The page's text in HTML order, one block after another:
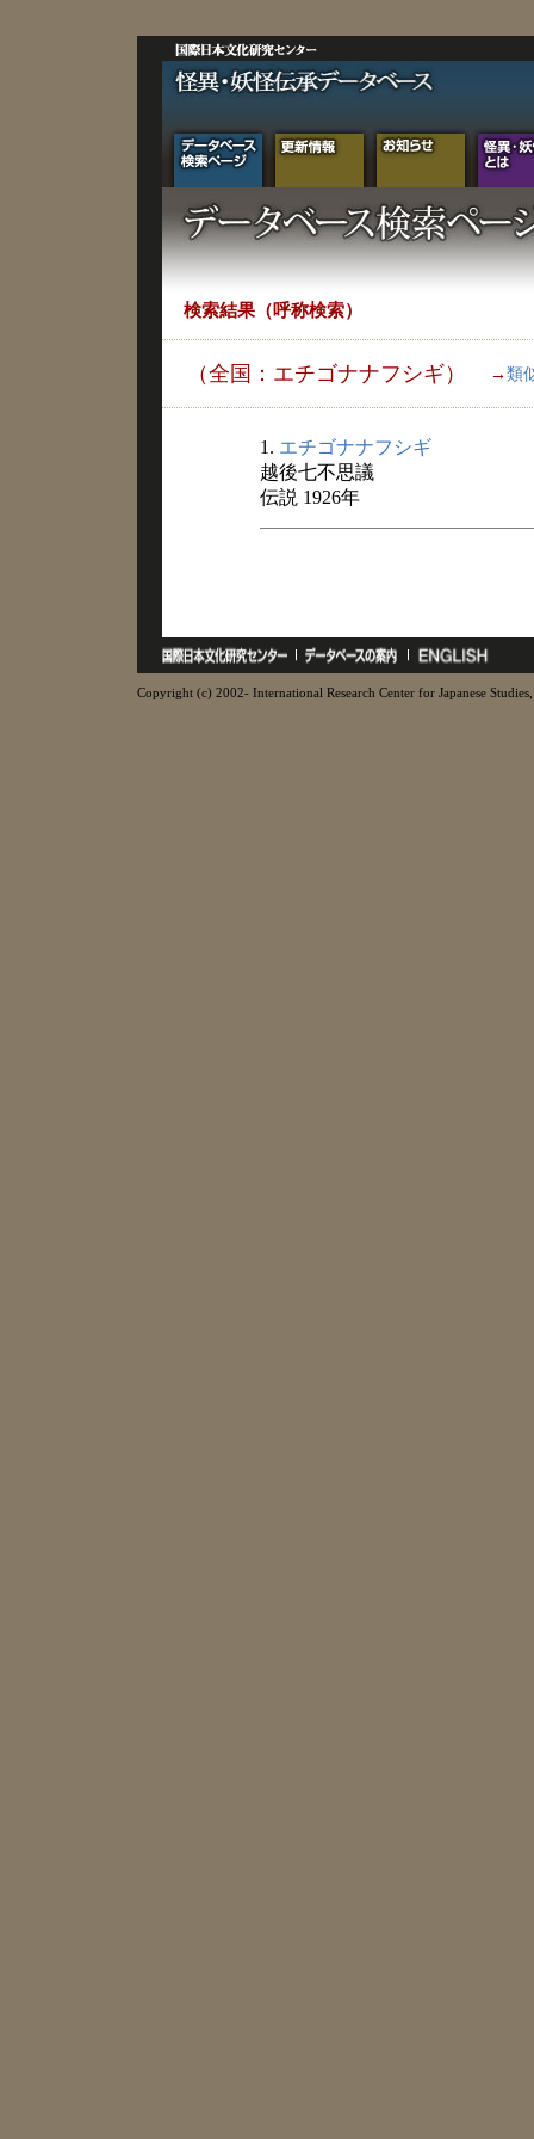
検索結果（呼称検索）
（全国：エチゴナナフシギ） → 類
1. エチゴナナフシギ
越後七不思議
伝説 1926年
Copyright (c) 2002- International Research Center for Japanese